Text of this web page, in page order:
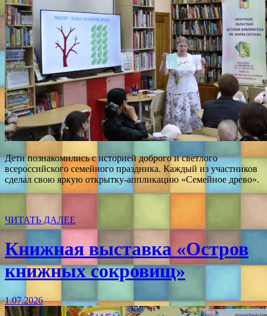
Дети познакомились с историей доброго и светлого
всероссийского семейного праздника. Каждый из участников
сделал свою яркую открытку-аппликацию «Семейное древо».
ЧИТАТЬ ДАЛЕЕ
Книжная выставка «Остров
книжных сокровищ»
1.07.2026